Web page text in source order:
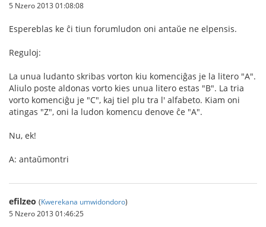
5 Nzero 2013 01:08:08
Espereblas ke ĉi tiun forumludon oni antaŭe ne elpensis.
Reguloj:
La unua ludanto skribas vorton kiu komenciĝas je la litero "A".
Aliulo poste aldonas vorto kies unua litero estas "B". La tria
vorto komenciĝu je "C", kaj tiel plu tra l' alfabeto. Kiam oni
atingas "Z", oni la ludon komencu denove ĉe "A".
Nu, ek!
A: antaŭmontri
efilzeo (Kwerekana umwidondoro)
5 Nzero 2013 01:46:25